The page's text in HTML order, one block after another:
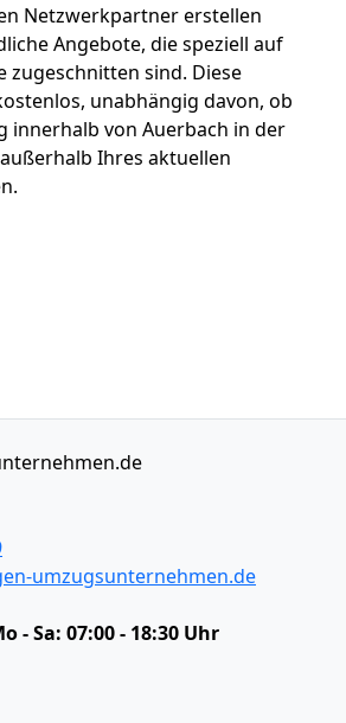
Netzwerkpartner erstellen
Angebote, die speziell auf
zugeschnitten sind. Diese
unabhängig davon, ob
innerhalb von Auerbach in der
Ihres aktuellen
umzugsunternehmen.de
- Sa: 07:00 - 18:30 Uhr